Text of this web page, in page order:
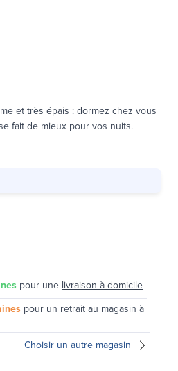
et très épais : dormez chez vous
fait de mieux pour vos nuits.
pour unelivraison à domicile
pour un retrait au magasin à
Choisir un autre magasin